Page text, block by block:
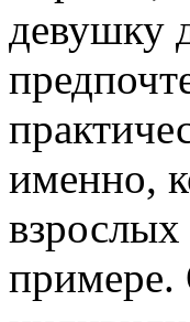
девушку
именно,
взрослых
примере.